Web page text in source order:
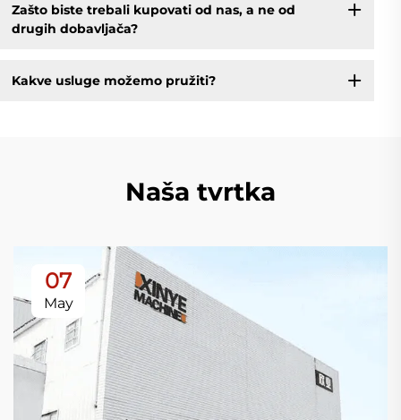
Zašto biste trebali kupovati od nas, a ne od
drugih dobavljača?
Kakve usluge možemo pružiti?
Naša tvrtka
07
May